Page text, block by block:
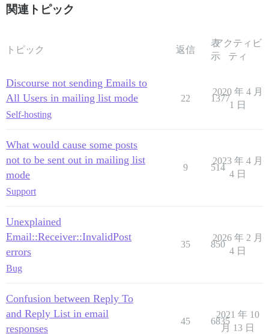
関連トピック
トピック 返信
表
示
アクティビ
ティ
Discourse not sending Emails to
All Users in mailing list mode
Self-hosting
22 1377
2020 年 4 月
1 日
What would cause some posts
not to be sent out in mailing list
mode
Support
9 514
2023 年 4 月
4 日
Unexplained
Email::Receiver::InvalidPost
errors
Bug
35 850
2026 年 2 月
4 日
Confusion between Reply To
and Reply List in email
responses
45 6835
2021 年 10
月 13 日